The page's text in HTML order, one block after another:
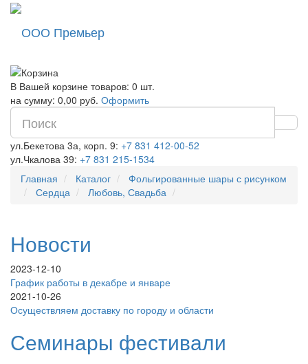
ООО Премьер
В Вашей корзине товаров: 0 шт.
на сумму: 0,00 руб. Оформить
ул.Бекетова 3а, корп. 9: +7 831 412-00-52
ул.Чкалова 39: +7 831 215-1534
Главная
Каталог
Фольгированные шары с рисунком
Сердца
Любовь, Свадьба
Новости
2023-12-10
График работы в декабре и январе
2021-10-26
Осуществляем доставку по городу и области
Семинары фестивали